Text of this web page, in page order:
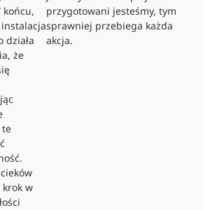
końcu,
działa
że
te
w
przygotowani jesteśmy, tym
sprawniej przebiega każda
akcja.